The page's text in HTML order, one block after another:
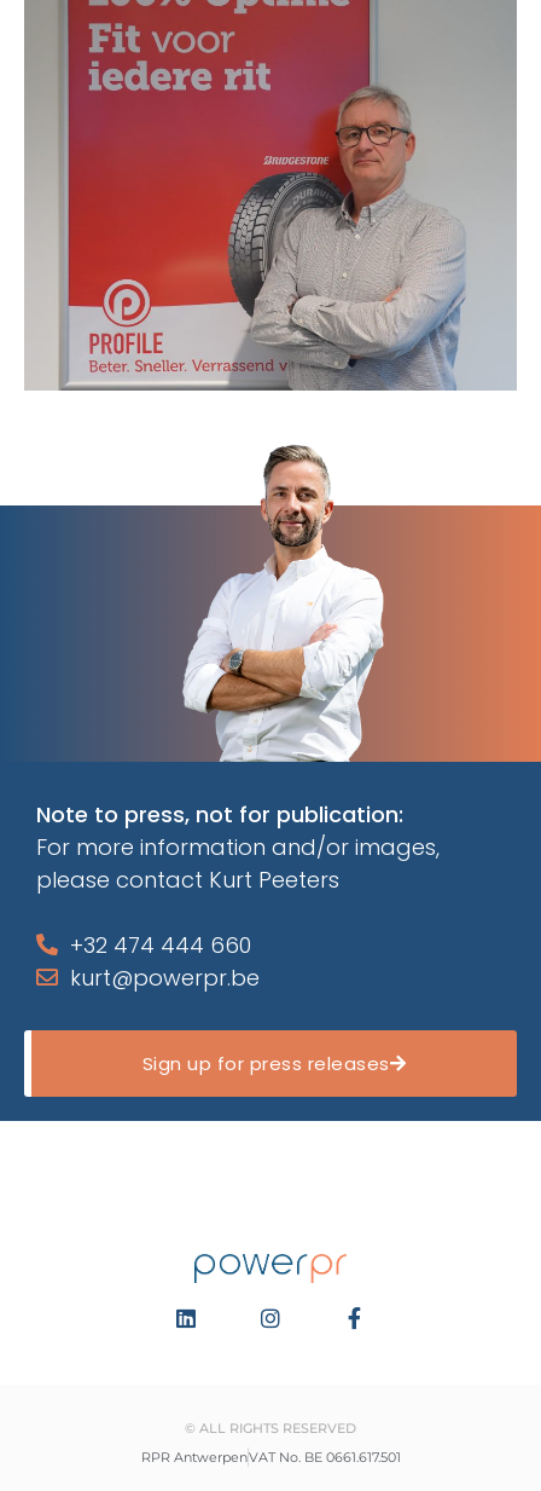
Note to press, not for publication:
For more information and/or images,
please contact Kurt Peeters
+32 474 444 660
kurt@powerpr.be
Sign up for press releases
© ALL RIGHTS RESERVED
RPR AntwerpenVAT No. BE 0661.617.501